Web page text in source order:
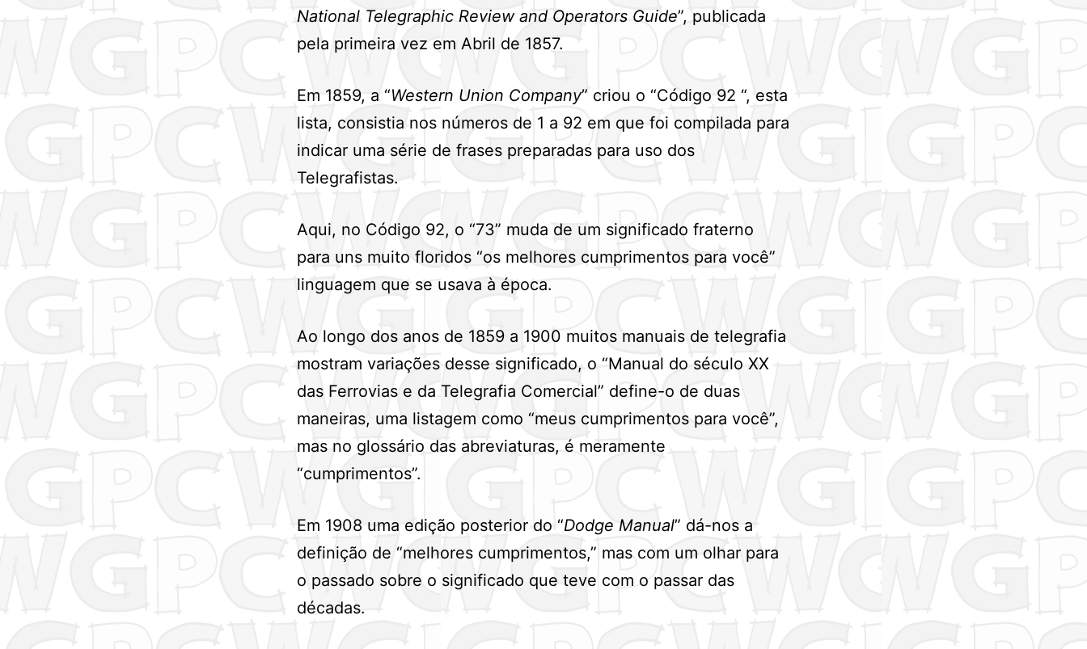
National Telegraphic Review and Operators Guide”, publicada
pela primeira vez em Abril de 1857.
Em 1859, a “Western Union Company” criou o “Código 92 “, esta
lista, consistia nos números de 1 a 92 em que foi compilada para
indicar uma série de frases preparadas para uso dos
Telegrafistas.
Aqui, no Código 92, o “73” muda de um significado fraterno
para uns muito floridos “os melhores cumprimentos para você”
linguagem que se usava à época.
Ao longo dos anos de 1859 a 1900 muitos manuais de telegrafia
mostram variações desse significado, o “Manual do século XX
das Ferrovias e da Telegrafia Comercial” define-o de duas
maneiras, uma listagem como “meus cumprimentos para você”,
mas no glossário das abreviaturas, é meramente
“cumprimentos”.
Em 1908 uma edição posterior do “Dodge Manual” dá-nos a
definição de “melhores cumprimentos,” mas com um olhar para
o passado sobre o significado que teve com o passar das
décadas.